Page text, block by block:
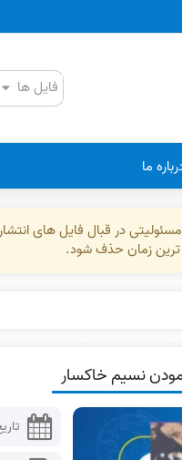
ما
در قبال فایل های
ترین زمان حذف شود.
نسیم خاکسار